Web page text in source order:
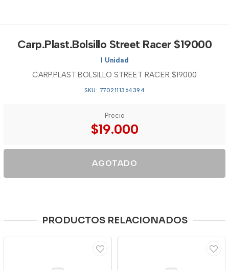
Carp.Plast.Bolsillo Street Racer $19000
1 Unidad
CARP.PLAST.BOLSILLO STREET RACER $19000
SKU: 7702111364394
Precio
$19.000
AGOTADO
PRODUCTOS RELACIONADOS